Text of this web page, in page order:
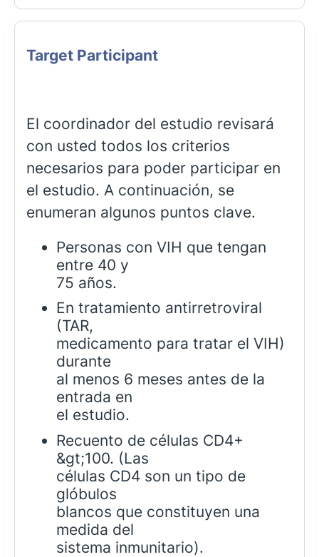
Target Participant
El coordinador del estudio revisará
con usted todos los criterios
necesarios para poder participar en
el estudio. A continuación, se
enumeran algunos puntos clave.
Personas con VIH que tengan
entre 40 y
75 años.
En tratamiento antirretroviral
(TAR,
medicamento para tratar el VIH)
durante
al menos 6 meses antes de la
entrada en
el estudio.
Recuento de células CD4+
&gt;100. (Las
células CD4 son un tipo de
glóbulos
blancos que constituyen una
medida del
sistema inmunitario).